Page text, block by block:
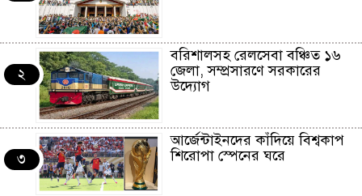
২
বরিশালসহ রেলসেবা বঞ্চিত ১৬
জেলা, সম্প্রসারণে সরকারের
উদ্যোগ
৩
আর্জেন্টাইনদের কাঁদিয়ে বিশ্বকাপ
শিরোপা স্পেনের ঘরে